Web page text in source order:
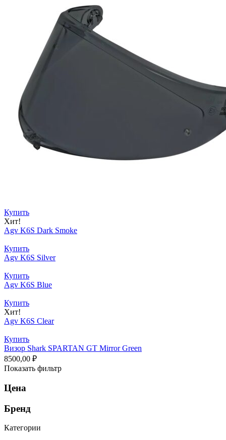
Купить
Хит!
Agv K6S Dark Smoke
Купить
Agv K6S Silver
Купить
Agv K6S Blue
Купить
Хит!
Agv K6S Clear
Купить
Визор Shark SPARTAN GT Mirror Green
8500,00 ₽
Показать фильтр
Цена
Бренд
Категории